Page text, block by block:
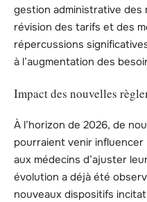
gestion administrative des
révision des tarifs et des
répercussions
à l’augmentation des
Impact des nouvelles
À l’horizon de 2026, de
pourraient venir
aux médecins d’ajuster
évolution a déjà été
nouveaux dispositifs